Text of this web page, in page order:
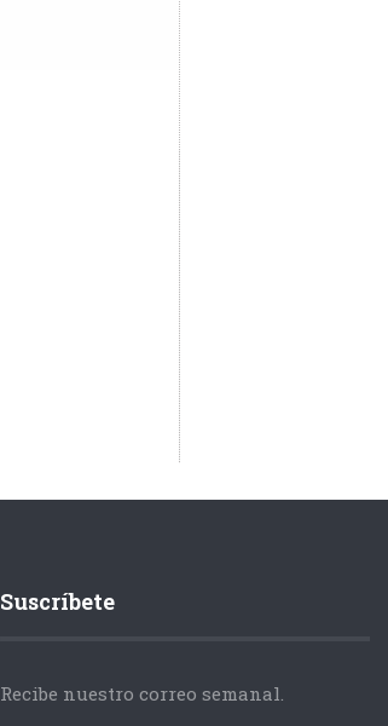
Suscríbete
Recibe nuestro correo semanal.